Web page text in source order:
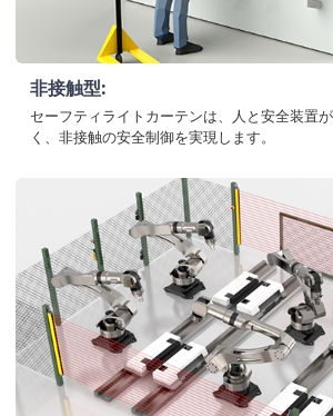
非接触型:
セーフティライトカーテンは、人と安全装置
く、非接触の安全制御を実現します。